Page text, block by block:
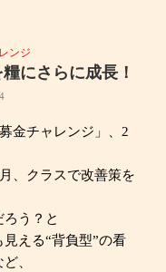
ンジ
にさらに成長！
金チャレンジ」、2
、クラスで改善策を
う？と
える“背負型”の看
、